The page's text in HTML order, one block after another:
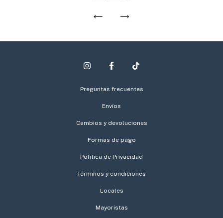
Preguntas frecuentes
Envíos
Cambios y devoluciones
Formas de pago
Politica de Privacidad
Términos y condiciones
Locales
Mayoristas